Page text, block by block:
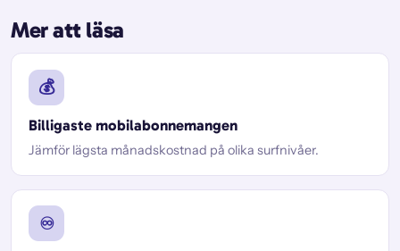
Mer att läsa
💰
Billigaste mobilabonnemangen
Jämför lägsta månadskostnad på olika surfnivåer.
♾️